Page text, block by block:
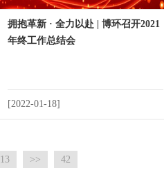
拥抱革新 · 全力以赴 | 博环召开2021
年终工作总结会
[2022-01-18]
13 >> 42